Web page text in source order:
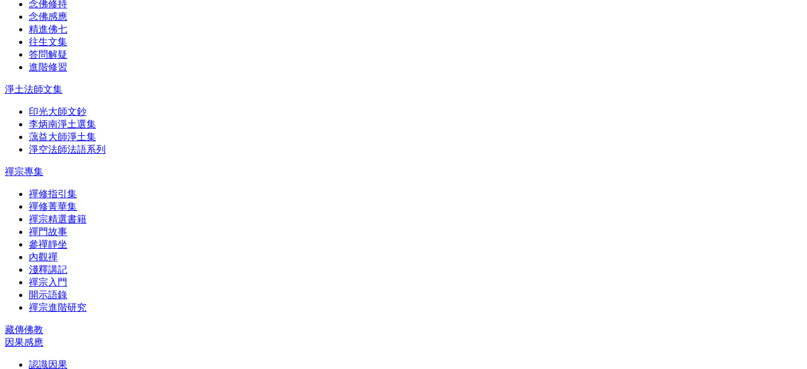
念佛修持
念佛感應
精進佛七
往生文集
答問解疑
進階修習
淨土法師文集
印光大師文鈔
李炳南淨土選集
蕅益大師淨土集
淨空法師法語系列
禪宗專集
禪修指引集
禪修菁華集
禪宗精選書籍
禪門故事
參禪靜坐
內觀禪
淺釋講記
禪宗入門
開示語錄
禪宗進階研究
藏傳佛教
因果感應
認識因果